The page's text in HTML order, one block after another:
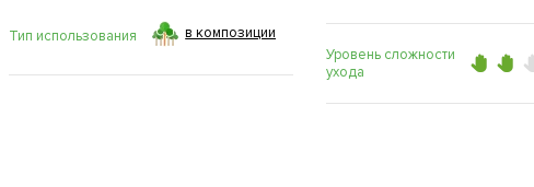
Тип использования в композиции
Уровень сложности
ухода